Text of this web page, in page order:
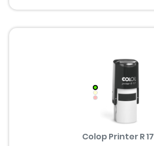
Colop Printer R 17